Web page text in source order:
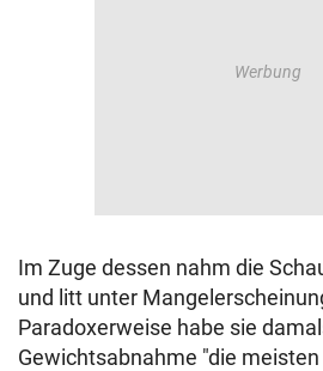
Im Zuge dessen nahm die
und litt unter
Paradoxerweise habe sie
Gewichtsabnahme "die